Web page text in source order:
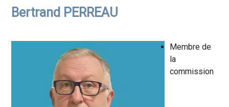
Bertrand PERREAU
Membre de
la
commission